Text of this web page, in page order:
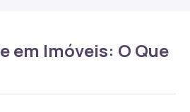
em Imóveis: O Que